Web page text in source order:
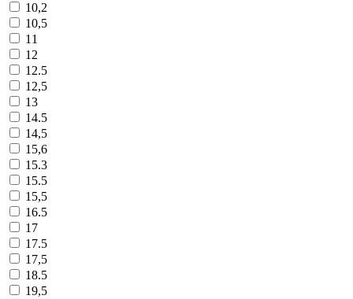
10,2
10,5
11
12
12.5
12,5
13
14.5
14,5
15,6
15.3
15.5
15,5
16.5
17
17.5
17,5
18.5
19,5